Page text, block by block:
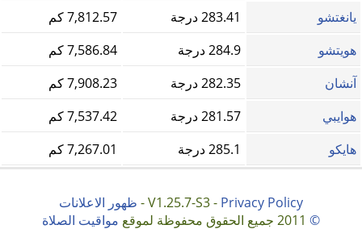
يانغتشو
283.41 درجة
7,812.57 كم
هويتشو
284.9 درجة
7,586.84 كم
آنشان
282.35 درجة
7,908.23 كم
هوايبي
281.57 درجة
7,537.42 كم
هايكو
285.1 درجة 7,267.01 كم
V1.25.7-S3 - Privacy Policy
- ظهور الاعلانات
©
مواقيت الصلاة